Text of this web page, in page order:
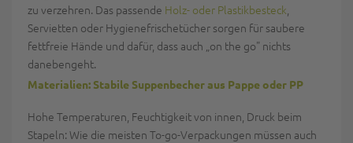
zu verzehren. Das passende Holz- oder Plastikbesteck
Servietten oder Hygienefrischetücher sorgen für saubere
fettfreie Hände und dafür, dass auch „on the go" nichts
danebengeht.
Materialien: Stabile Suppenbecher aus Pappe oder PP
Hohe Temperaturen, Feuchtigkeit von innen, Druck beim
Stapeln: Wie die meisten To-go-Verpackungen müssen auch